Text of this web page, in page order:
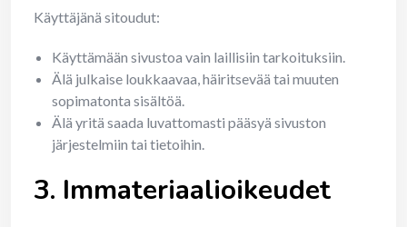
Käyttäjänä sitoudut:
Käyttämään sivustoa vain laillisiin tarkoituksiin.
Älä julkaise loukkaavaa, häiritsevää tai muuten
sopimatonta sisältöä.
Älä yritä saada luvattomasti pääsyä sivuston
järjestelmiin tai tietoihin.
3. Immateriaalioikeudet